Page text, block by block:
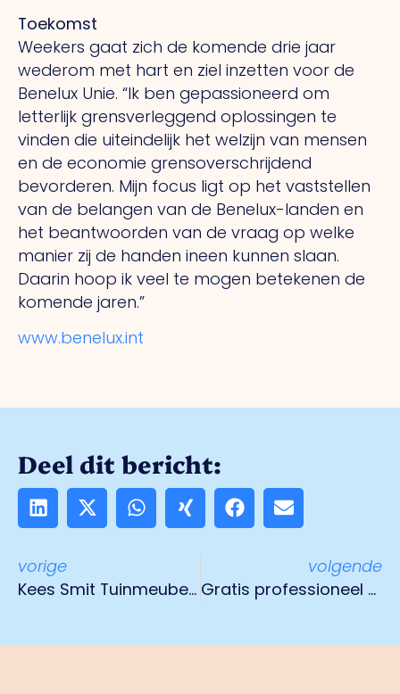
Toekomst
Weekers gaat zich de komende drie jaar
wederom met hart en ziel inzetten voor de
Benelux Unie. “Ik ben gepassioneerd om
letterlijk grens­verleggend oplos­singen te
vinden die uiteindelijk het welzijn van mensen
en de economie grens­overschrijdend
bevorderen. Mijn focus ligt op het vast­­stellen
van de belangen van de Benelux-landen en
het beantwoorden van de vraag op welke
manier zij de handen ineen kunnen slaan.
Daarin hoop ik veel te mogen betekenen de
komende jaren.”
www.benelux.int
Deel dit bericht:
vorige
Kees Smit Tuinmeubelen opent vestiging in Venlo
volgende
Gratis professioneel advies op het gebied van grensoverstijgend ondernemen